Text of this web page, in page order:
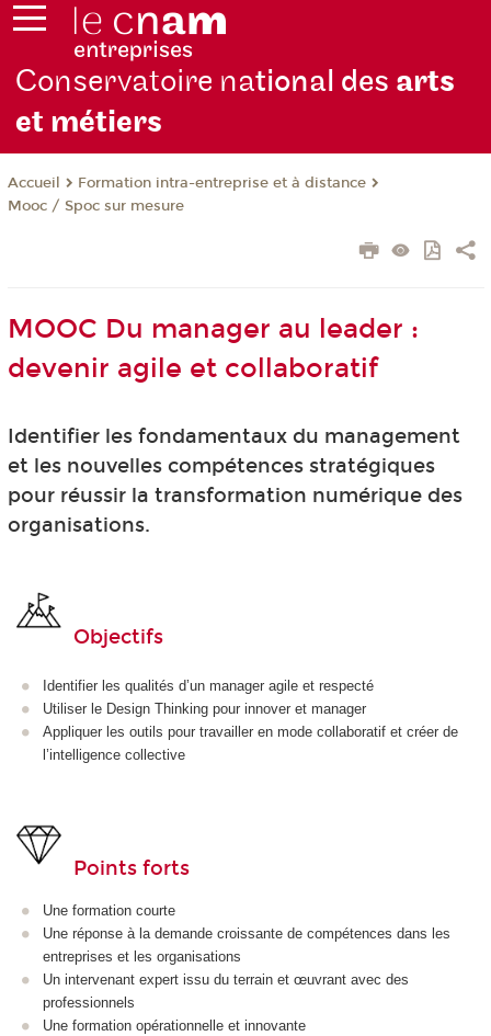
Conservatoire national des arts
et métiers
Accueil
Formation intra-entreprise et à distance
Mooc / Spoc sur mesure
MOOC Du manager au leader :
devenir agile et collaboratif
Identifier les fondamentaux du management
et les nouvelles compétences stratégiques
pour réussir la transformation numérique des
organisations.
Objectifs
Identifier les qualités d’un manager agile et respecté
Utiliser le Design Thinking pour innover et manager
Appliquer les outils pour travailler en mode collaboratif et créer de
l’intelligence collective
Points forts
Une formation courte
Une réponse à la demande croissante de compétences dans les
entreprises et les organisations
Un intervenant expert issu du terrain et œuvrant avec des
professionnels
Une formation opérationnelle et innovante